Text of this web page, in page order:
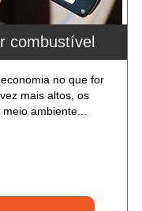
combustível
no que for
mais altos, os
ambiente...